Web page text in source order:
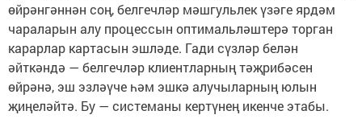
өйрәнгәннән соң, белгечләр мәшгульлек үзәге ярдәм
чараларын алу процессын оптимальләштерә торган
карарлар картасын эшләде. Гади сүзләр белән
әйткәндә — белгечләр клиентларның тәҗрибәсен
өйрәнә, эш эзләүче һәм эшкә алучыларның юлын
җиңеләйтә. Бу — системаны кертүнең икенче этабы.